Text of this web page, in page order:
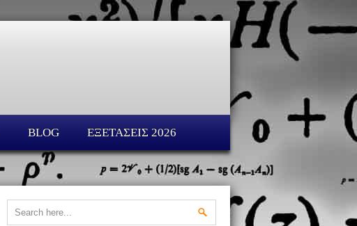
BLOG ΕΞΕΤΑΣΕΙΣ 2026